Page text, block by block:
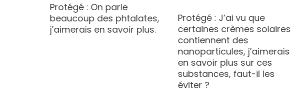
Protégé : On parle
beaucoup des phtalates,
j’aimerais en savoir plus.
Protégé : J’ai vu que
certaines crèmes solaires
contiennent des
nanoparticules, j’aimerais
en savoir plus sur ces
substances, faut-il les
éviter ?